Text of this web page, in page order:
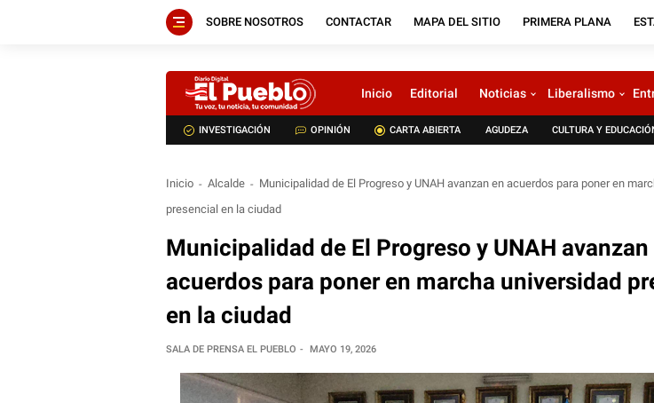
SOBRE NOSOTROS CONTACTAR MAPA DEL SITIO PRIMERA PLANA
Inicio Editorial Noticias Liberalismo
INVESTIGACIÓN OPINIÓN CARTA ABIERTA AGUDEZA CULTURA Y
Inicio Alcalde
Municipalidad de El Progreso y UNAH avanzan en acuerdos para poner en
presencial en la ciudad
Municipalidad de El Progreso y UNAH avanzan
acuerdos para poner en marcha universidad
en la ciudad
SALA DE PRENSA EL PUEBLO MAYO 19, 2026